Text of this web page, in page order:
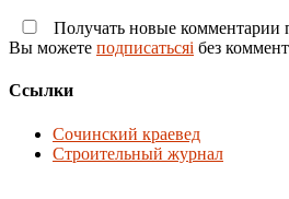
Получать новые комментарии
Вы можете подписатьсяi без
Ссылки
Сочинский краевед
Строительный журнал